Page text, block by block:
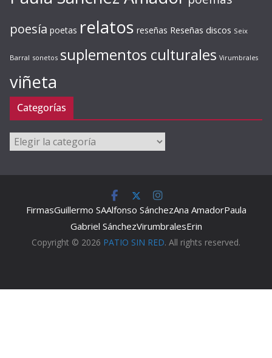
poesía poetas relatos reseñas Reseñas discos Seix
Barral sonetos suplementos culturales Virumbrales
viñeta
Categorías
Categorías
FirmasGuillermo SAAlfonso SánchezAna AmadorPaula
Gabriel SánchezVirumbralesErin
Copyright © 2026 PATIO SIN RED. All rights reserved.